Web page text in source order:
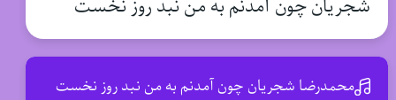
شجریان چون آمدنم به من نبد روز نخست
محمدرضا شجریان چون آمدنم به من نبد روز نخست